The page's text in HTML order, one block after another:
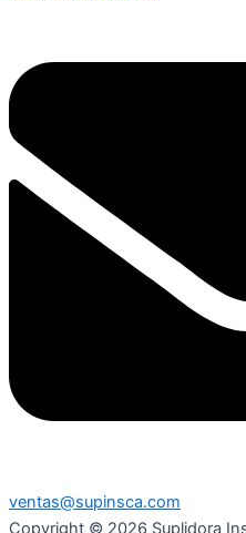
ventas@supinsca.com
Copyright © 2026 Suplidora